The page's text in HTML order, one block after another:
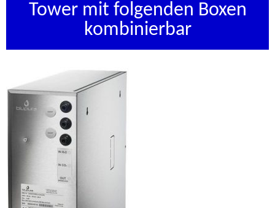
Tower mit folgenden Boxen
kombinierbar